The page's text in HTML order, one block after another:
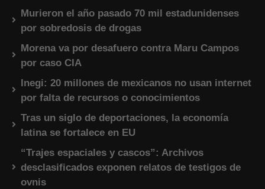
Murieron el año pasado 70 mil estadunidenses
por sobredosis de drogas
Morena va por desafuero contra Maru Campos
por caso CIA
Inegi: 20 millones de mexicanos no usan internet
por falta de recursos o conocimientos
Tras un siglo de deportaciones, la economía
latina se fortalece en EU
“Trajes espaciales y cascos”: Archivos
desclasificados exponen relatos de testigos de
ovnis